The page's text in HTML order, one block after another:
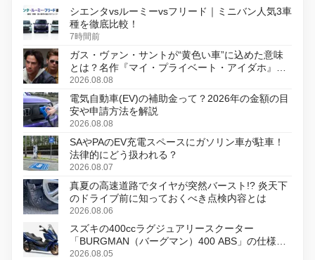
シエンタvsルーミーvsフリード｜ミニバン人気3車
種を徹底比較！
7時間前
ガス・ヴァン・サントが“黄色い車”に込めた意味
とは？名作『マイ・プライベート・アイダホ』が
初のデジタルリマスター版で復活
2026.08.08
電気自動車(EV)の補助金って？2026年の金額の目
安や申請方法を解説
2026.08.08
SAやPAのEV充電スペースにガソリン車が駐車！
法律的にどう扱われる？
2026.08.07
真夏の高速道路でタイヤが突然バースト!? 炎天下
のドライブ前に知っておくべき点検内容とは
2026.08.06
スズキの400ccラグジュアリースクーター
「BURGMAN（バーグマン）400 ABS」の仕様を
変更し、8月18日に発売
2026.08.05